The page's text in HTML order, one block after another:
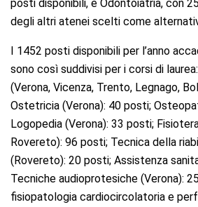
posti disponibili, e Odontoiatria, con
degli altri atenei scelti come
I 1452 posti disponibili per l’anno
sono così suddivisi per i corsi di
(Verona, Vicenza, Trento, Legnago,
Ostetricia (Verona): 40 posti;
Logopedia (Verona): 33 posti;
Rovereto): 96 posti; Tecnica della
(Rovereto): 20 posti; Assistenza
Tecniche audioprotesiche (Verona):
fisiopatologia cardiocircolatoria e